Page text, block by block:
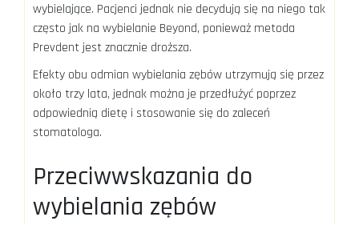
wybielające. Pacjenci jednak nie decydują się na niego tak
często jak na wybielanie Beyond, ponieważ metoda
Prevdent jest znacznie droższa.
Efekty obu odmian wybielania zębów utrzymują się przez
około trzy lata, jednak można je przedłużyć poprzez
odpowiednią dietę i stosowanie się do zaleceń
stomatologa.
Przeciwwskazania do
wybielania zębów